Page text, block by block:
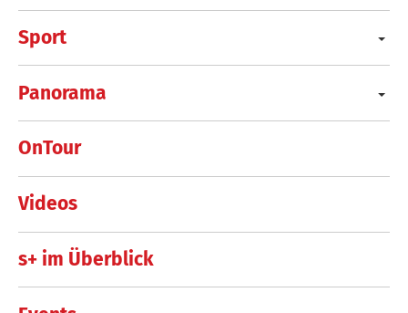
Sport
Panorama
OnTour
Videos
s+ im Überblick